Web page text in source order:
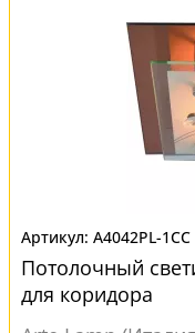
A4042PL-1CC
Потолочный
для коридора